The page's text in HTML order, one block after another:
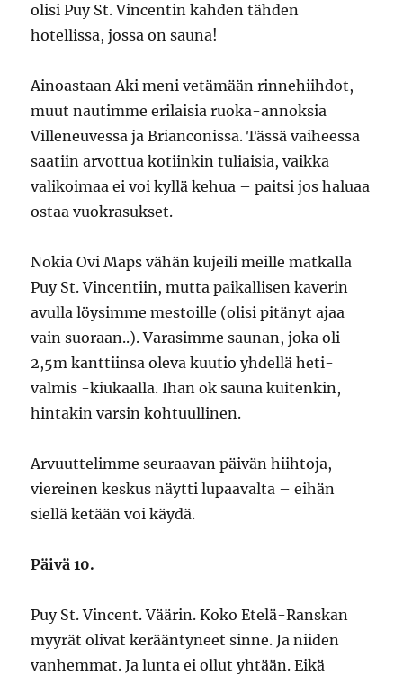
olisi Puy St. Vincentin kahden tähden
hotellissa, jossa on sauna!
Ainoastaan Aki meni vetämään rinnehiihdot,
muut nautimme erilaisia ruoka-annoksia
Villeneuvessa ja Brianconissa. Tässä vaiheessa
saatiin arvottua kotiinkin tuliaisia, vaikka
valikoimaa ei voi kyllä kehua – paitsi jos haluaa
ostaa vuokrasukset.
Nokia Ovi Maps vähän kujeili meille matkalla
Puy St. Vincentiin, mutta paikallisen kaverin
avulla löysimme mestoille (olisi pitänyt ajaa
vain suoraan..). Varasimme saunan, joka oli
2,5m kanttiinsa oleva kuutio yhdellä heti-
valmis -kiukaalla. Ihan ok sauna kuitenkin,
hintakin varsin kohtuullinen.
Arvuuttelimme seuraavan päivän hiihtoja,
viereinen keskus näytti lupaavalta – eihän
siellä ketään voi käydä.
Päivä 10.
Puy St. Vincent. Väärin. Koko Etelä-Ranskan
myyrät olivat kerääntyneet sinne. Ja niiden
vanhemmat. Ja lunta ei ollut yhtään. Eikä